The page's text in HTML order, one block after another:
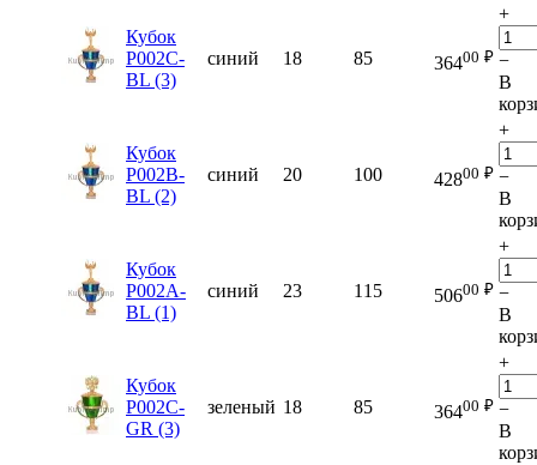
Кубок
P002C-
BL (3)
синий 18 85 36400 ₽
+
−
В
Кубок
P002B-
BL (2)
синий 20 100 42800 ₽
+
−
В
Кубок
P002A-
BL (1)
синий 23 115 50600 ₽
+
−
В
Кубок
P002C-
GR (3)
зеленый 18 85 36400 ₽
+
−
В